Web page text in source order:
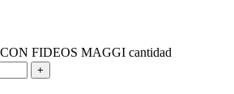
FIDEOS MAGGI cantidad